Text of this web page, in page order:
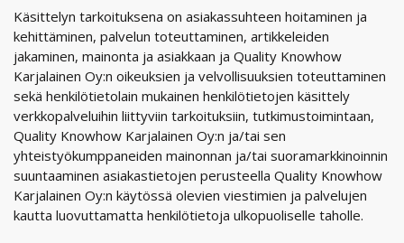
Käsittelyn tarkoituksena on asiakassuhteen hoitaminen ja
kehittäminen, palvelun toteuttaminen, artikkeleiden
jakaminen, mainonta ja asiakkaan ja Quality Knowhow
Karjalainen Oy:n oikeuksien ja velvollisuuksien toteuttaminen
sekä henkilötietolain mukainen henkilötietojen käsittely
verkkopalveluihin liittyviin tarkoituksiin, tutkimustoimintaan,
Quality Knowhow Karjalainen Oy:n ja/tai sen
yhteistyökumppaneiden mainonnan ja/tai suoramarkkinoinnin
suuntaaminen asiakastietojen perusteella Quality Knowhow
Karjalainen Oy:n käytössä olevien viestimien ja palvelujen
kautta luovuttamatta henkilötietoja ulkopuoliselle taholle.